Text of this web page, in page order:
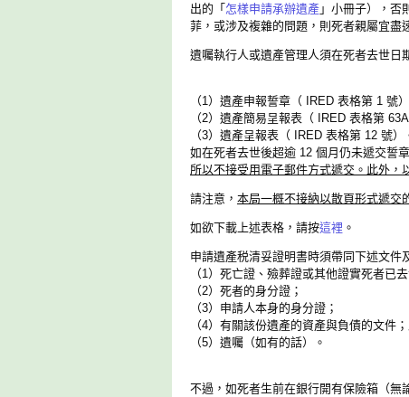
出的「 怎樣申請承辦遺產 」小冊子），否
菲，或涉及複雜的問題，則死者親屬宜盡
遺囑執行人或遺產管理人須在死者去世
（1）遺產申報誓章（ IRED 表格第 1 號
（2）遺產簡易呈報表（ IRED 表格第
（3）遺產呈報表（ IRED 表格第 12 號）
如在死者去世後超逾 12 個月仍未遞交誓
所以不接受用電子郵件方式遞交。此外，
請注意， 本局一概不接納以散頁形式遞交
如欲下載上述表格，請按這裡 。
申請遺產税清妥證明書時須帶同下述文
（1）死亡證、殮葬證或其他證實死者已
（2）死者的身分證；
（3）申請人本身的身分證；
（4）有關該份遺產的資產與負債的文件
（5）遺囑（如有的話）。
不過，如死者生前在銀行開有保險箱（無